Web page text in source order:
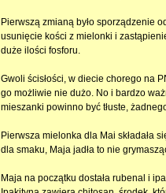
Pierwszą zmianą było sporządzenie
usunięcie kości z mielonki i
duże ilości fosforu.
Gwoli ścisłości, w diecie chorego na
go możliwie nie dużo. No i bardzo
mieszanki powinno być tłuste,
Pierwsza mielonka dla Mai składała
dla smaku, Maja jadła to nie
Maja na początku dostała rubenal i